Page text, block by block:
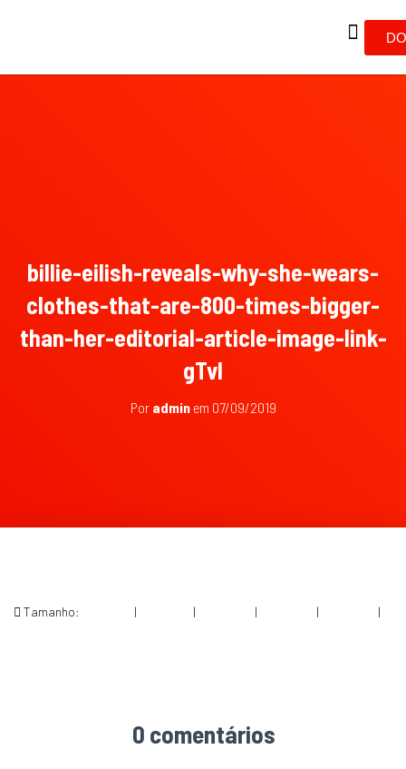
billie-eilish-reveals-why-she-wears-
clothes-that-are-800-times-bigger-
than-her-editorial-article-image-link-
gTvl
Por adminem 07/09/2019
Tamanho: | | | |
|
0 comentários